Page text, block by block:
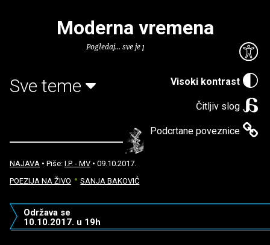
Visoki kontrast
Čitljiv slog
Podcrtane poveznice
Moderna vremena
Pogledaj... sve je puno knjiga.
Sve teme
NAJAVA • Piše: I.P. - MV • 09.10.2017.
POEZIJA NA ŽIVO
SANJA BAKOVIĆ
Održava se
10.10.2017. u 19h